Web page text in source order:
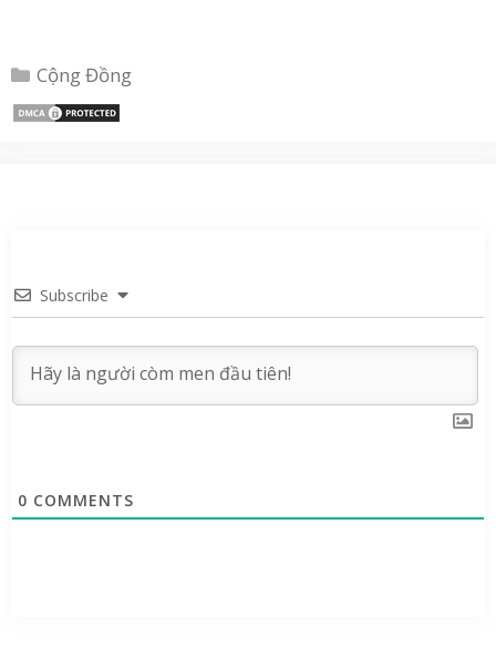
Danh
mục
Cộng Đồng
Subscribe
0 COMMENTS